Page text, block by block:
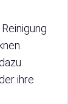
ihre